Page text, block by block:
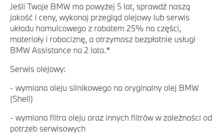
Jeśli Twoje BMW ma powyżej 5 lat, sprawdź naszą
jakość i ceny, wykonaj przegląd olejowy lub serwis
układu hamulcowego z rabatem 25% na części,
materiały i robociznę, a otrzymasz bezpłatnie usługi
BMW Assistance na 2 lata.*
Serwis olejowy:
- wymiana oleju silnikowego na oryginalny olej BMW
(Shell)
- wymiana filtra oleju oraz innych filtrów w zależności od
potrzeb serwisowych